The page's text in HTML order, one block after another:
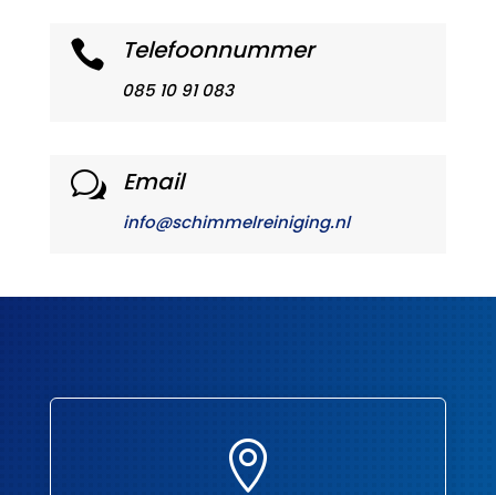
 Telefoonnummer
085 10 91 083
w Email
info@schimmelreiniging.nl
